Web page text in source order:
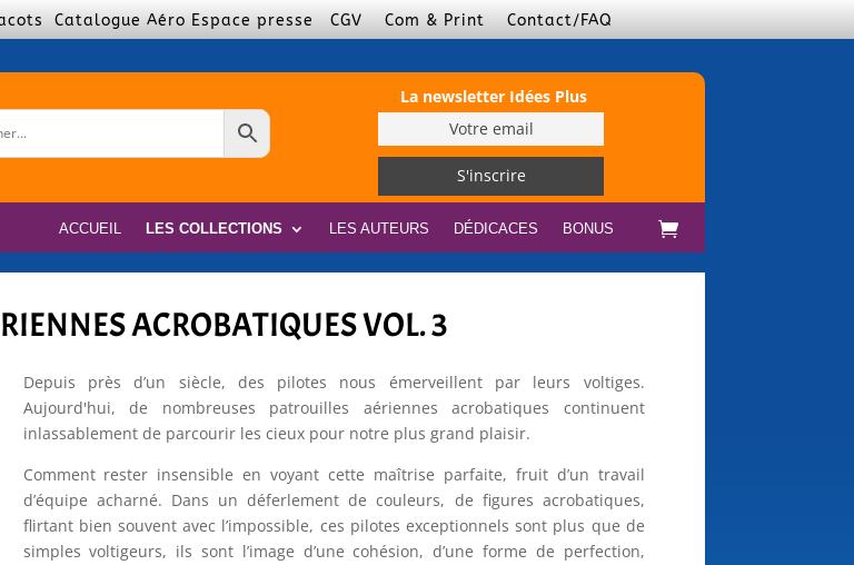
Catalogue Aéro Espace presseCGV Com & Print Contact/FAQ
La newsletter Idées Plus
ACCUEIL LES COLLECTIONS LES AUTEURS DÉDICACES BONUS
ACROBATIQUES VOL. 3
Depuis près d’un siècle, des pilotes nous émerveillent par leurs voltiges.
Aujourd'hui, de nombreuses patrouilles aériennes acrobatiques continuent
inlassablement de parcourir les cieux pour notre plus grand plaisir.
Comment rester insensible en voyant cette maîtrise parfaite, fruit d’un travail
d’équipe acharné. Dans un déferlement de couleurs, de figures acrobatiques,
flirtant bien souvent avec l’impossible, ces pilotes exceptionnels sont plus que de
simples voltigeurs, ils sont l’image d’une cohésion, d’une forme de perfection,